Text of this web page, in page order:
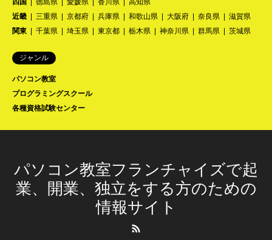
四国
徳島県 愛媛県 香川県
高知県
近畿
三重県 京都府 兵庫県 和歌山県 大阪府 奈良県
滋賀県
関東
千葉県 埼玉県 東京都 栃木県 神奈川県 群馬県 茨城県
ジャンル
パソコン教室
プログラミングスクール
各種資格試験センター
パソコン教室フランチャイズで起
業、開業、独立をする方のための
情報サイト